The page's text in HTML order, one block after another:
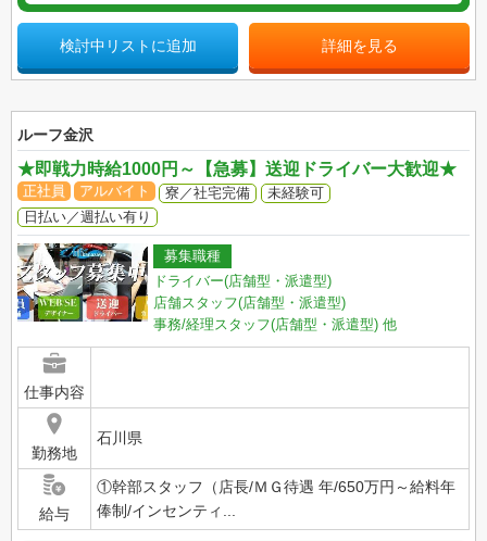
検討中リストに追加 詳細を見る
ルーフ金沢
★即戦力時給1000円～【急募】送迎ドライバー大歓迎★
正社員 アルバイト 寮／社宅完備
未経験可
日払い／週払い有り
募集職種
ドライバー(店舗型・派遣型)
店舗スタッフ(店舗型・派遣型)
事務/経理スタッフ(店舗型・派遣型) 他
仕事内容
勤務地
石川県
給与
①幹部スタッフ（店長/ＭＧ待遇 年/650万円～給料年
俸制/インセンティ...